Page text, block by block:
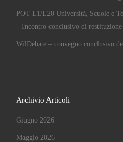
POT L1/L20 Università, Scuole e
– Incontro conclusivo di restituzione
WilDebate – convegno conclusivo
Archivio Articoli
Giugno 2026
Maggio 2026